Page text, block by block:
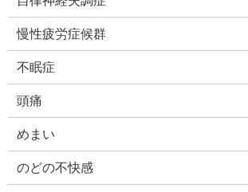
慢性疲労症候群
不眠症
頭痛
めまい
のどの不快感